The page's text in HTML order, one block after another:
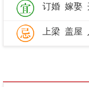
订婚 嫁娶
上梁 盖屋